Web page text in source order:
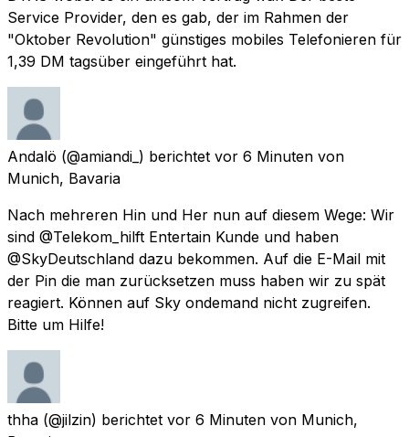
Service Provider, den es gab, der im Rahmen der
"Oktober Revolution" günstiges mobiles Telefonieren für
1,39 DM tagsüber eingeführt hat.
Andalö (@amiandi_) berichtet vor 6 Minuten von
Munich, Bavaria
Nach mehreren Hin und Her nun auf diesem Wege: Wir
sind @Telekom_hilft Entertain Kunde und haben
@SkyDeutschland dazu bekommen. Auf die E-Mail mit
der Pin die man zurücksetzen muss haben wir zu spät
reagiert. Können auf Sky ondemand nicht zugreifen.
Bitte um Hilfe!
thha (@jilzin) berichtet vor 6 Minuten von Munich,